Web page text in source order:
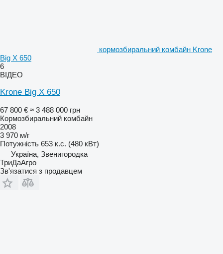
кормозбиральний комбайн Krone
Big X 650
6
ВІДЕО
Krone Big X 650
67 800 € ≈ 3 488 000 грн
Кормозбиральний комбайн
2008
3 970 м/г
Потужність 653 к.с. (480 кВт)
Україна, Звенигородка
ТриДаАгро
Зв'язатися з продавцем